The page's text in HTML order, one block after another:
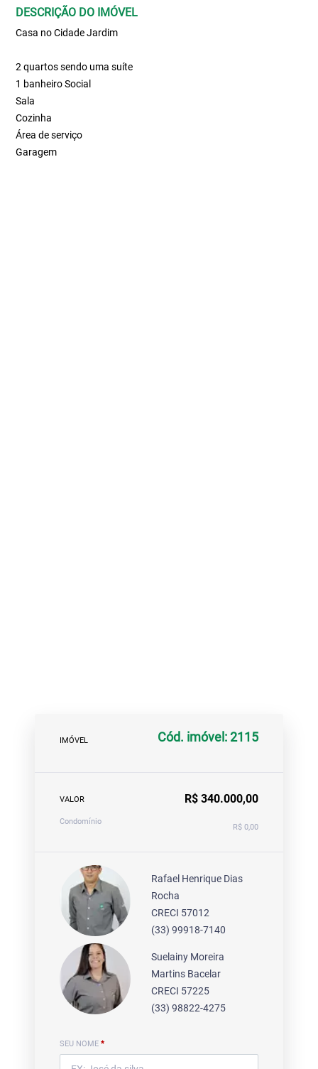
DESCRIÇÃO DO IMÓVEL
Casa no Cidade Jardim
2 quartos sendo uma suíte
1 banheiro Social
Sala
Cozinha
Área de serviço
Garagem
IMÓVEL Cód. imóvel: 2115
VALOR R$ 340.000,00
Condomínio
R$ 0,00
Rafael Henrique Dias
Rocha
CRECI 57012
(33) 99918-7140
Suelainy Moreira
Martins Bacelar
CRECI 57225
(33) 98822-4275
SEU NOME *